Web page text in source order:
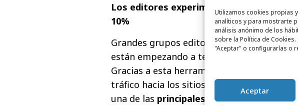
Utilizamos cookies propias
analíticos y para mostrarte
análisis anónimo de los
sobre la Política de
"Aceptar" o configurarlas o
Aceptar
Los editores experimentan un
10%
Grandes grupos editoriales y agencias de
están empezando a testar las capacidades
Gracias a esta herramienta, Taboola ha
tráfico hacia los sitios de editores
una de las principales fuentes de tráfico